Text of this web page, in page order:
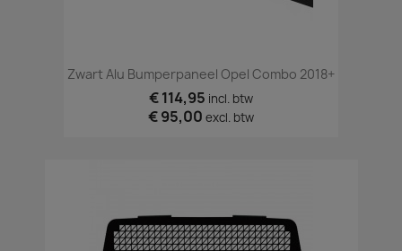
Zwart Alu Bumperpaneel Opel Combo 2018+
€ 114,95 incl. btw
€ 95,00 excl. btw